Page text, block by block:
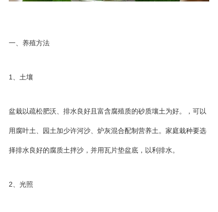
一、养殖方法
1、土壤
盆栽以疏松肥沃、排水良好且富含腐殖质的砂质壤土为好。，可以
用腐叶土、园土加少许河沙、炉灰混合配制营养土。家庭栽种要选
择排水良好的腐质土拌沙，并用瓦片垫盆底，以利排水。
2、光照